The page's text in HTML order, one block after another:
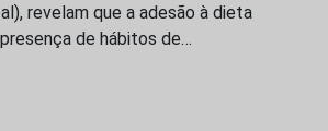
revelam que a adesão à dieta
de hábitos de…